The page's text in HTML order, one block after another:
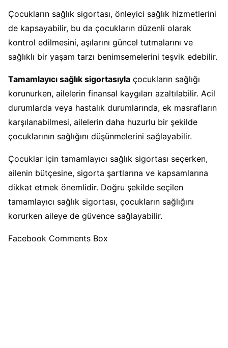
Çocukların sağlık sigortası, önleyici sağlık hizmetlerini
de kapsayabilir, bu da çocukların düzenli olarak
kontrol edilmesini, aşılarını güncel tutmalarını ve
sağlıklı bir yaşam tarzı benimsemelerini teşvik edebilir.
Tamamlayıcı sağlık sigortasıyla çocukların sağlığı
korunurken, ailelerin finansal kaygıları azaltılabilir. Acil
durumlarda veya hastalık durumlarında, ek masrafların
karşılanabilmesi, ailelerin daha huzurlu bir şekilde
çocuklarının sağlığını düşünmelerini sağlayabilir.
Çocuklar için tamamlayıcı sağlık sigortası seçerken,
ailenin bütçesine, sigorta şartlarına ve kapsamlarına
dikkat etmek önemlidir. Doğru şekilde seçilen
tamamlayıcı sağlık sigortası, çocukların sağlığını
korurken aileye de güvence sağlayabilir.
Facebook Comments Box